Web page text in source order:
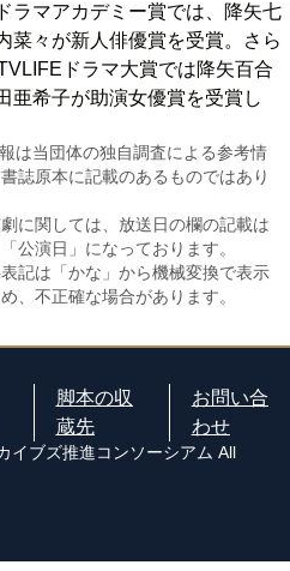
ラマアカデミー賞では、降矢七
菜々が新人俳優賞を受賞。さら
ドラマ大賞では降矢百合
亜希子が助演女優賞を受賞し
は当団体の独自調査による参考情
誌原本に記載のあるものではあり
に関しては、放送日の欄の記載は
「公演日」になっております。
記は「かな」から機械変換で表示
、不正確な場合があります。
脚本の収
蔵先
お問い合
わせ
ブズ推進コンソーシアム All